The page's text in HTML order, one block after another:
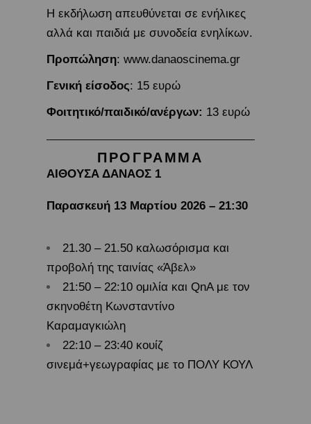
Η εκδήλωση απευθύνεται σε ενήλικες
αλλά και παιδιά με συνοδεία ενηλίκων.
Προπώληση: www.danaoscinema.gr
Γενική είσοδος: 15 ευρώ
Φοιτητικό/παιδικό/ανέργων: 13 ευρώ
ΠΡΟΓΡΑΜΜΑ
ΑΙΘΟΥΣΑ ΔΑΝΑΟΣ 1
Παρασκευή 13 Μαρτίου 2026 – 21:30
21.30 – 21.50 καλωσόρισμα και
προβολή της ταινίας «Άβελ»
21:50 – 22:10 ομιλία και QnA με τον
σκηνοθέτη Κωνσταντίνο
Καραμαγκιώλη
22:10 – 23:40 κουίζ
σινεμά+γεωγραφίας με το ΠΟΛΥ ΚΟΥΛ